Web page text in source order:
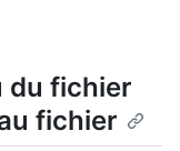
du fichier
fichier